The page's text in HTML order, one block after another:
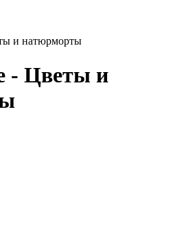
и натюрморты
- Цветы и